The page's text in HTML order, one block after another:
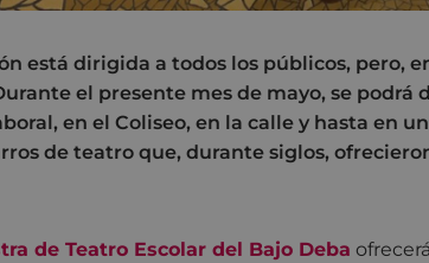
está dirigida a todos los públicos, pero,
el presente mes de mayo, se
en el Coliseo, en la calle y hasta en
de teatro que, durante siglos,
de Teatro Escolar del Bajo Deba